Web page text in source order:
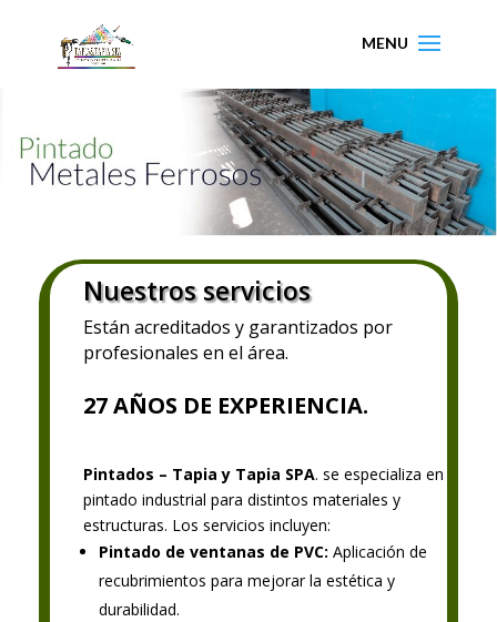
Nuestros servicios
Están acreditados y garantizados por
profesionales en el área.
27 AÑOS DE EXPERIENCIA.
Pintados – Tapia y Tapia SPA. se especializa en
pintado industrial para distintos materiales y
estructuras. Los servicios incluyen:
Pintado de ventanas de PVC: Aplicación de
recubrimientos para mejorar la estética y
durabilidad.